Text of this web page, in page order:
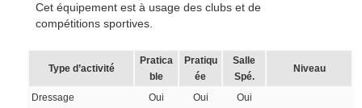
Cet équipement est à usage des clubs et de
compétitions sportives.
Type d’activité
Pratica
ble
Pratiqu
ée
Salle
Spé.
Niveau
Dressage Oui Oui Oui